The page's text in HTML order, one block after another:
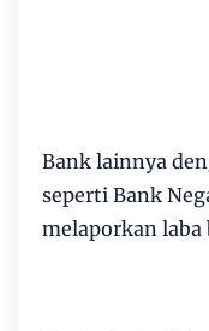
Bank lainnya
seperti Bank
melaporkan laba